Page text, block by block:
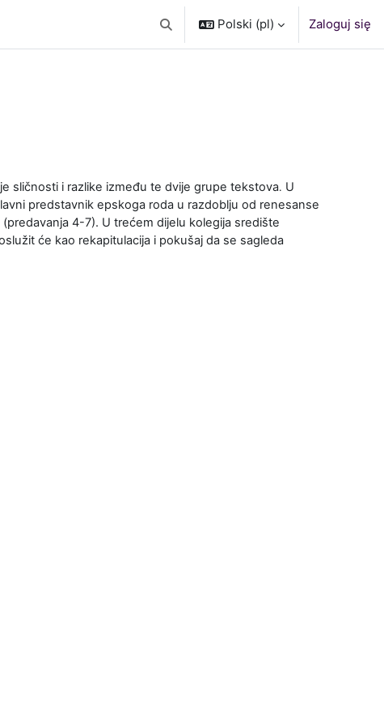
Przełącznik wyszukiwarki
Polski ‎(pl)‎ Zaloguj się
sličnosti i razlike između te dvije grupe tekstova. U
predstavnik epskoga roda u razdoblju od renesanse
4-7). U trećem dijelu kolegija središte
će kao rekapitulacija i pokušaj da se sagleda